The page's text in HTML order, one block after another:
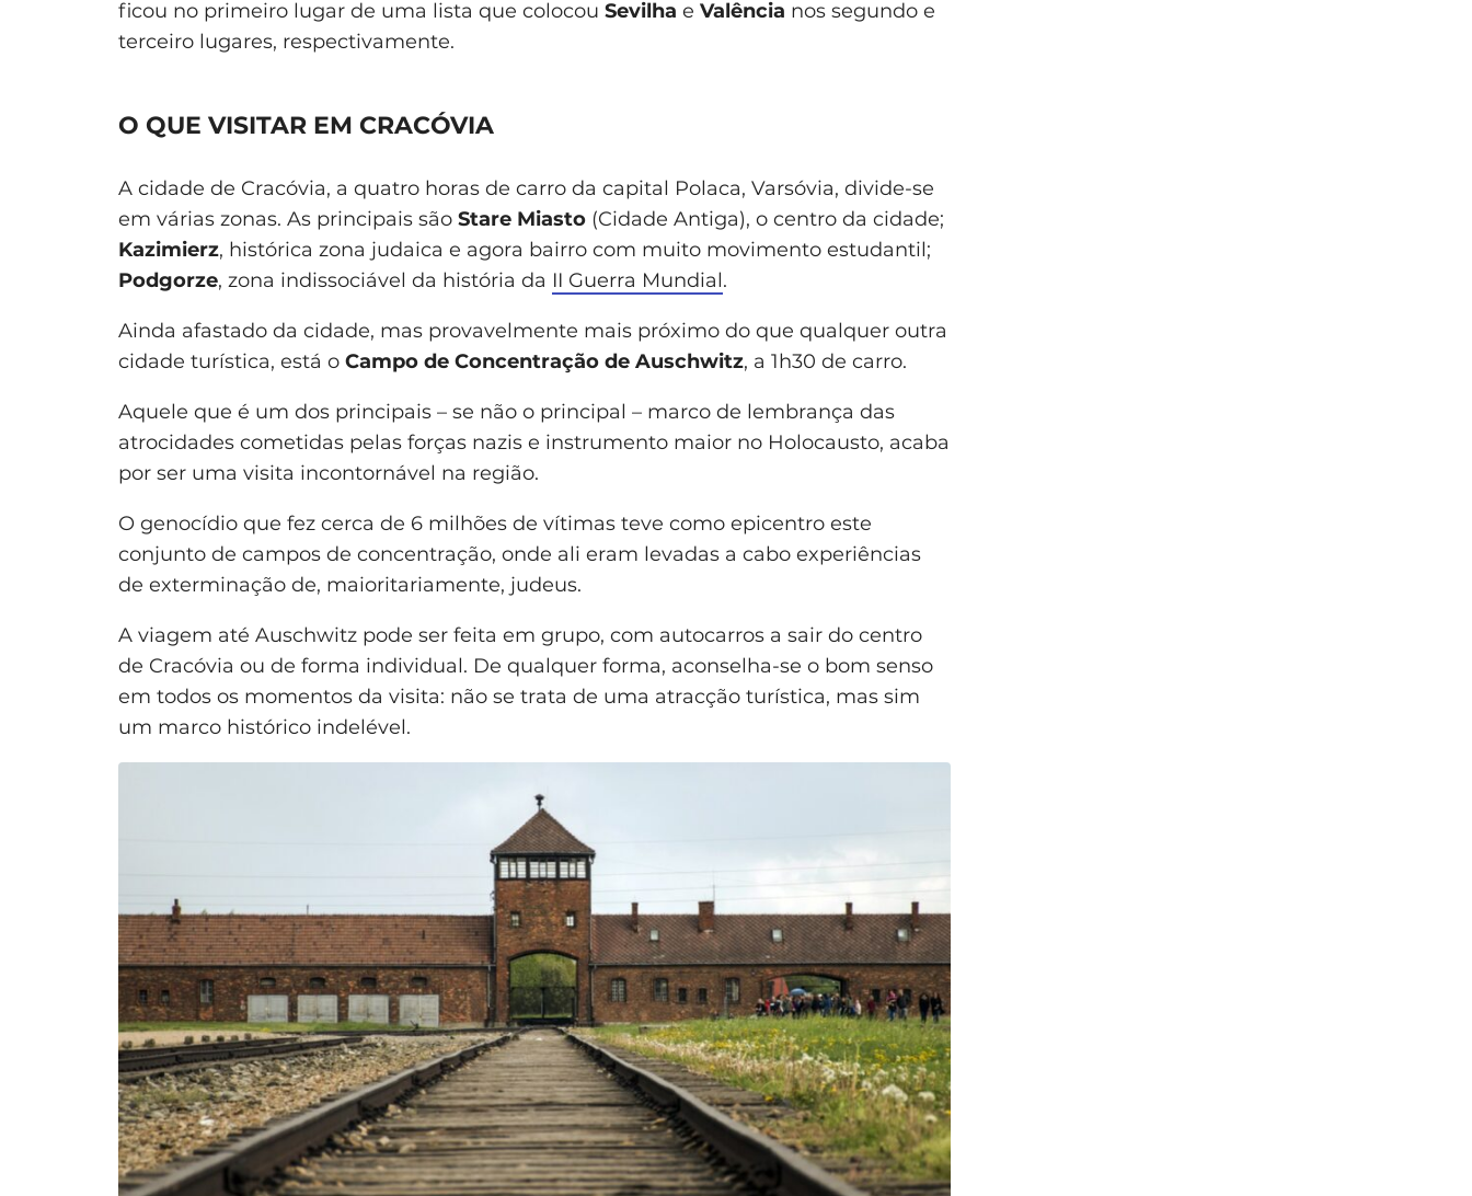
ficou no primeiro lugar de uma lista que colocou Sevilha e Valência nos segundo e
terceiro lugares, respectivamente.
O QUE VISITAR EM CRACÓVIA
A cidade de Cracóvia, a quatro horas de carro da capital Polaca, Varsóvia, divide-se
em várias zonas. As principais são Stare Miasto (Cidade Antiga), o centro da cidade;
Kazimierz, histórica zona judaica e agora bairro com muito movimento estudantil;
Podgorze, zona indissociável da história da II Guerra Mundial.
Ainda afastado da cidade, mas provavelmente mais próximo do que qualquer outra
cidade turística, está o Campo de Concentração de Auschwitz, a 1h30 de carro.
Aquele que é um dos principais – se não o principal – marco de lembrança das
atrocidades cometidas pelas forças nazis e instrumento maior no Holocausto, acaba
por ser uma visita incontornável na região.
O genocídio que fez cerca de 6 milhões de vítimas teve como epicentro este
conjunto de campos de concentração, onde ali eram levadas a cabo experiências
de exterminação de, maioritariamente, judeus.
A viagem até Auschwitz pode ser feita em grupo, com autocarros a sair do centro
de Cracóvia ou de forma individual. De qualquer forma, aconselha-se o bom senso
em todos os momentos da visita: não se trata de uma atracção turística, mas sim
um marco histórico indelével.